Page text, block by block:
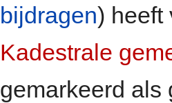
bijdragen) heeft
Kadestrale
gemarkeerd als